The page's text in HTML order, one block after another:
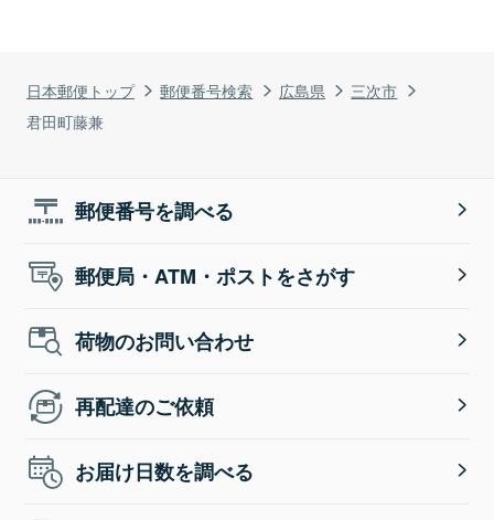
日本郵便トップ 郵便番号検索 広島県
三次市
君田町藤兼
郵便番号を調べる
郵便局・ATM・ポストをさがす
荷物のお問い合わせ
再配達のご依頼
お届け日数を調べる